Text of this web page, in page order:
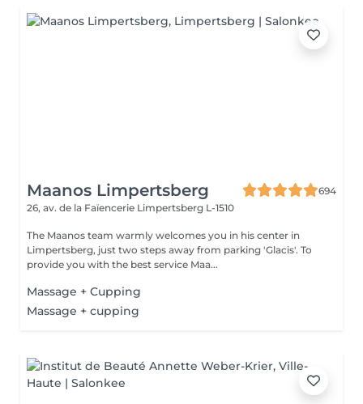
Maanos Limpertsberg
694
26, av. de la Faïencerie Limpertsberg L-1510
The Maanos team warmly welcomes you in his center in
Limpertsberg, just two steps away from parking 'Glacis'. To
provide you with the best service Maa...
Massage + Cupping
Massage + cupping